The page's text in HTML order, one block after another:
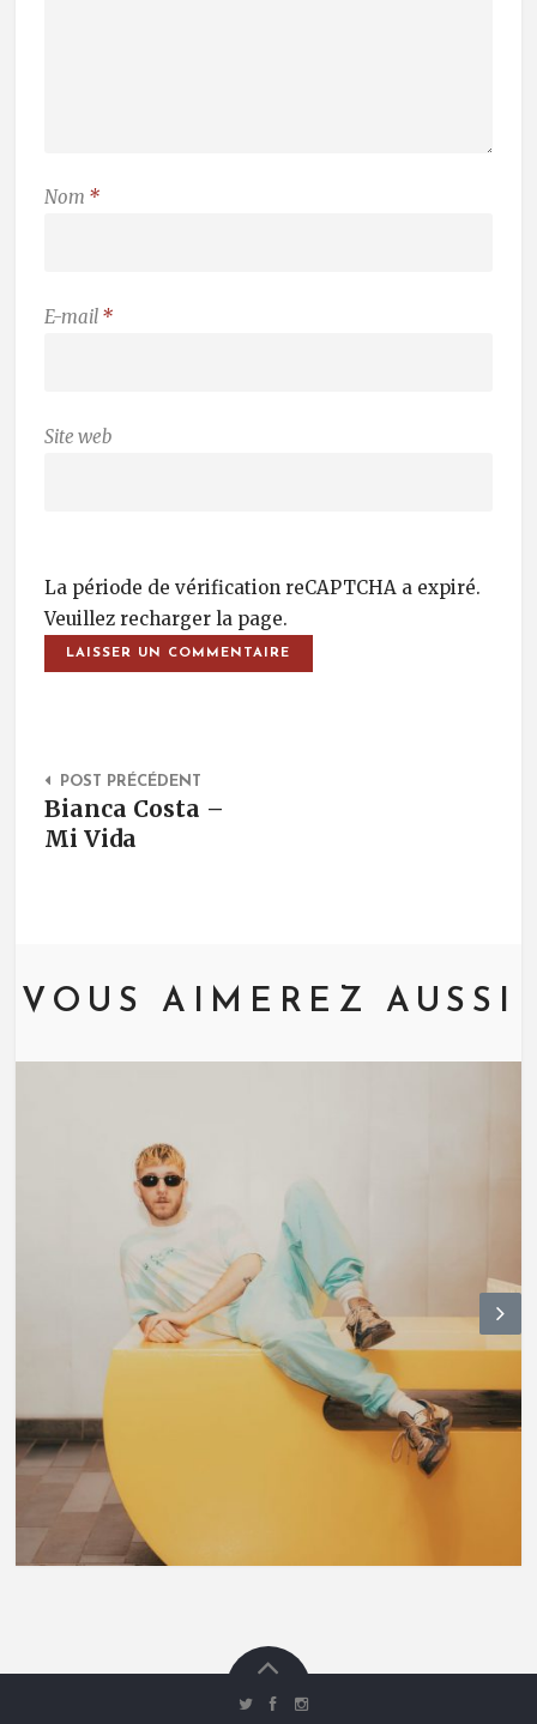
Nom *
E-mail *
Site web
La période de vérification reCAPTCHA a expiré.
Veuillez recharger la page.
Post Navigation
POST PRÉCÉDENT
Bianca Costa –
Mi Vida
VOUS AIMEREZ AUSSI
N
ex
t